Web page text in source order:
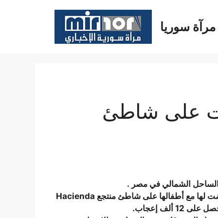
مرآة سوريا
على شاطئ
الشمالي في مصر .
لها مع أطفالها على شاطئ منتجع Hacienda
.